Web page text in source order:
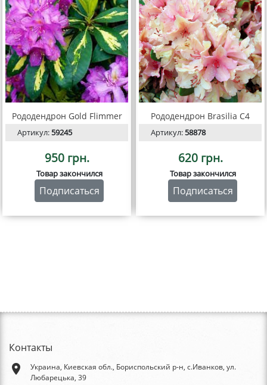
Рододендрон Gold Flimmer
Артикул:59245
950 грн.
Товар закончился
Подписаться
Рододендрон Brasilia С4
Артикул:58878
620 грн.
Товар закончился
Подписаться
Контакты
place
Украина, Киевская обл., Бориспольский р-н, с.Иванков, ул.
Любарецька, 39